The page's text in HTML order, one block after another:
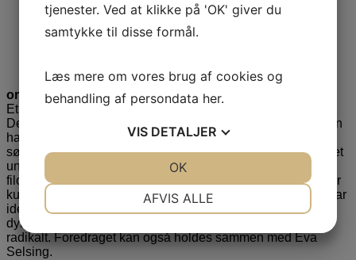
Foredrag 1: Den borgerlige
orden og angrebet på det almindelige menneske
Et foredrag med udgangspunkt i den filosofiske debatbog,
Den Borgerlige Orden. Med kristendommen stille forsvinden
har vi fået et nyt evangelium i form af selvrealisering, en
søgen efter vores egen særlige vej i livet og dyrkelsen af det
unormale. Det er idéer fra det 20. Århundredes vigtigste
filosoffer som Nietzsche, Heidegger, Sartre og Foucault, der
kulminerer i moderne identitetspolitik. Fra universiteterne har
idéerne plantet sig i den enkelte, formet hans og hendes
dybeste overbevisninger og ændret vores kultur og liv
radikalt. Foredraget kan også holdes sammen med Eva
Selsing.
tjenester. Ved at klikke på 'OK' giver du
samtykke til disse formål.
Læs mere om vores brug af cookies og
behandling af persondata her.
VIS DETALJER
MARKETING
AFVIS ALLE
OK